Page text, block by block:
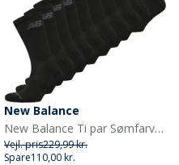
New Balance
New Balance Ti par Sømfarvede Strømpebukser Sort
Vejl. pris229,99 kr.
Spare110,00 kr.